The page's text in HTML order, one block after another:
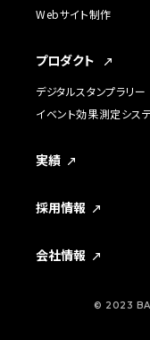
Webサイト制作
プロダクト
デジタルスタンプラリー
イベント効果測定シス
実績
採用情報
会社情報
© 2023